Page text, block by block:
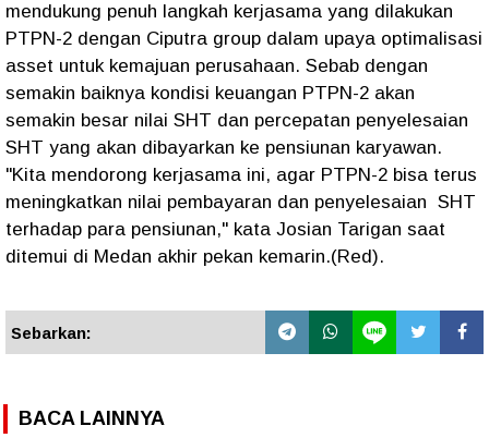
mendukung penuh langkah kerjasama yang dilakukan
PTPN-2 dengan Ciputra group dalam upaya optimalisasi
asset untuk kemajuan perusahaan. Sebab dengan
semakin baiknya kondisi keuangan PTPN-2 akan
semakin besar nilai SHT dan percepatan penyelesaian
SHT yang akan dibayarkan ke pensiunan karyawan.
"Kita mendorong kerjasama ini, agar PTPN-2 bisa terus
meningkatkan nilai pembayaran dan penyelesaian SHT
terhadap para pensiunan," kata Josian Tarigan saat
ditemui di Medan akhir pekan kemarin.(Red).
Sebarkan:
BACA LAINNYA